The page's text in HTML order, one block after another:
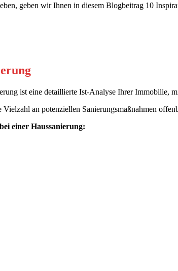
geben wir Ihnen in diesem Blogbeitrag 10
ist eine detaillierte Ist-Analyse Ihrer Immobilie,
an potenziellen Sanierungsmaßnahmen
einer Haussanierung: